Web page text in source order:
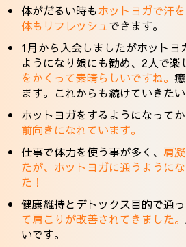
体がだるい時もホットヨガで汗
体もリフレッシュできます。
1月から入会しましたがホットヨ
ようになり娘にも勧め、2人で楽
をかくって素晴らしいですね。
ます。これからも続けていきたい
ホットヨガをするようになって
前向きになれています。
仕事で体力を使う事が多く、 肩
たが、ホットヨガに通うように
た！
健康維持とデトックス目的で通
て肩こりが改善されてきました。
いです。